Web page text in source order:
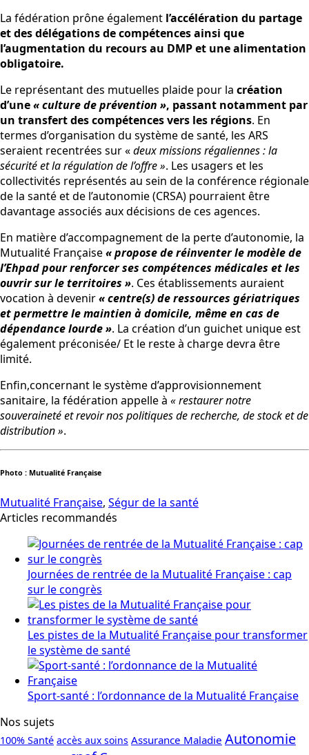
La fédération prône également l’accélération du partage
et des délégations de compétences ainsi que
l’augmentation du recours au DMP et une alimentation
obligatoire.
Le représentant des mutuelles plaide pour la création
d’une« culture de prévention », passant notamment par
un transfert des compétences vers les régions. En
termes d’organisation du système de santé, les ARS
seraient recentrées sur «deux missions régaliennes : la
sécurité et la régulation de l’offre ». Les usagers et les
collectivités représentés au sein de la conférence régionale
de la santé et de l’autonomie (CRSA) pourraient être
davantage associés aux décisions de ces agences.
En matière d’accompagnement de la perte d’autonomie, la
Mutualité Française« propose de réinventer le modèle de
l’Ehpad pour renforcer ses compétences médicales et les
ouvrir sur le territoires ». Ces établissements auraient
vocation à devenir« centre(s) de ressources gériatriques
et permettre le maintien à domicile, même en cas de
dépendance lourde ». La création d’un guichet unique est
également préconisée/ Et le reste à charge devra être
limité.
Enfin,concernant le système d’approvisionnement
sanitaire, la fédération appelle à « restaurer notre
souveraineté et revoir nos politiques de recherche, de stock et de
distribution ».
Photo : Mutualité Française
Mutualité Française, Ségur de la santé
Articles recommandés
Journées de rentrée de la Mutualité Française : cap
sur le congrès
Les pistes de la Mutualité Française pour transformer
le système de santé
Sport-santé : l’ordonnance de la Mutualité Française
Nos sujets
100% Santé accès aux soins Assurance Maladie Autonomie